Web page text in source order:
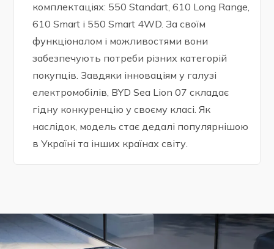
комплектаціях: 550 Standart, 610 Long Range,
610 Smart і 550 Smart 4WD. За своїм
функціоналом і можливостями вони
забезпечують потреби різних категорій
покупців. Завдяки інноваціям у галузі
електромобілів, BYD Sea Lion 07 складає
гідну конкуренцію у своєму класі. Як
наслідок, модель стає дедалі популярнішою
в Україні та інших країнах світу.